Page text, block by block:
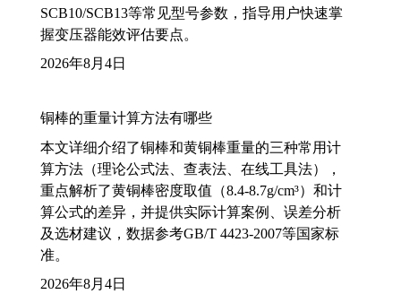
SCB10/SCB13等常见型号参数，指导用户快速掌
握变压器能效评估要点。
2026年8月4日
铜棒的重量计算方法有哪些
本文详细介绍了铜棒和黄铜棒重量的三种常用计
算方法（理论公式法、查表法、在线工具法），
重点解析了黄铜棒密度取值（8.4-8.7g/cm³）和计
算公式的差异，并提供实际计算案例、误差分析
及选材建议，数据参考GB/T 4423-2007等国家标
准。
2026年8月4日